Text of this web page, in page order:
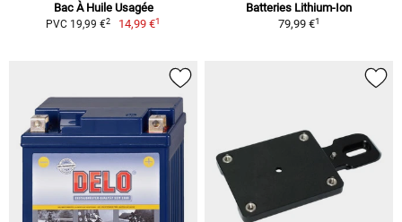
Bac À Huile Usagée
PVC 19,99 €2 14,99 €1
Batteries Lithium-Ion
79,99 €1